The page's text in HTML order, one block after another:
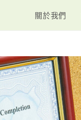
關於我們